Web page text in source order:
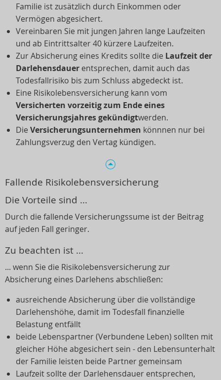
Familie ist zusätzlich durch Einkommen oder
Vermögen abgesichert.
Vereinbaren Sie mit jungen Jahren lange Laufzeiten
und ab Eintrittsalter 40 kürzere Laufzeiten.
Zur Absicherung eines Kredits sollte die Laufzeit der
Darlehensdauer entsprechen, damit auch das
Todesfallrisiko bis zum Schluss abgedeckt ist.
Eine Risikolebensversicherung kann vom
Versicherten vorzeitig zum Ende eines
Versicherungsjahres gekündigtwerden.
Die Versicherungsunternehmen könnnen nur bei
Zahlungsverzug den Vertag kündigen.
Fallende Risikolebensversicherung
Die Vorteile sind ...
Durch die fallende Versicherungssume ist der Beitrag
auf jeden Fall geringer.
Zu beachten ist ...
... wenn Sie die Risikolebensversicherung zur
Absicherung eines Darlehens abschließen:
ausreichende Absicherung über die vollständige
Darlehenshöhe, damit im Todesfall finanzielle
Belastung entfällt
beide Lebenspartner (Verbundene Leben) sollten mit
gleicher Höhe abgesichert sein - den Lebensunterhalt
der Familie leisten beide Partner gemeinsam
Laufzeit sollte der Darlehensdauer entsprechen,